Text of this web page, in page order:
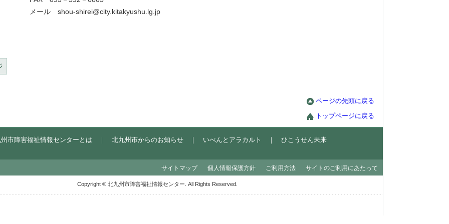
ル shou-shirei@city.kitakyushu.lg.jp
ページの先頭に戻る
トップページに戻る
市障害福祉情報センターとは ｜ 北九州市からのお知らせ｜ いべんとアラカルト ｜ ひこうせん未来
サイトのご利用にあたって
ご利用方法
個人情報保護方針
サイトマップ
Copyright © 北九州市障害福祉情報センター. All Rights Reserved.